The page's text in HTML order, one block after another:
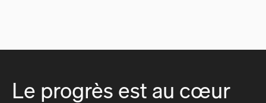
Le progrès est au cœur